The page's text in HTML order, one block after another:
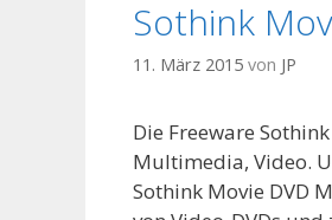
Sothink
11. März 2015 von JP
Die Freeware
Multimedia, Video.
Sothink Movie DVD